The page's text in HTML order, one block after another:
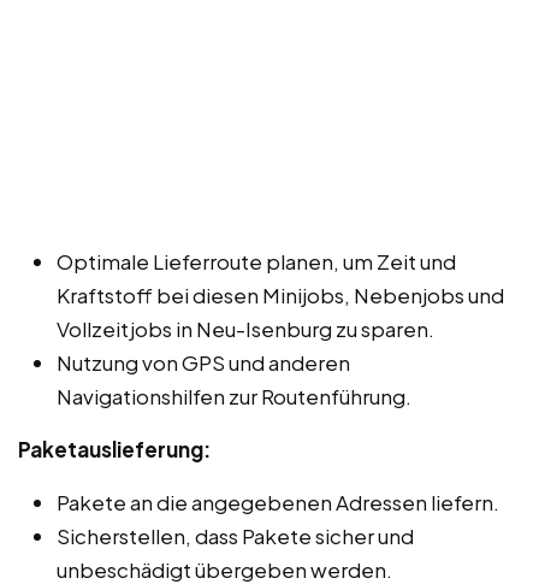
Optimale Lieferroute planen, um Zeit und
Kraftstoff bei diesen Minijobs, Nebenjobs und
Vollzeitjobs in Neu-Isenburg zu sparen.
Nutzung von GPS und anderen
Navigationshilfen zur Routenführung.
Paketauslieferung:
Pakete an die angegebenen Adressen liefern.
Sicherstellen, dass Pakete sicher und
unbeschädigt übergeben werden.